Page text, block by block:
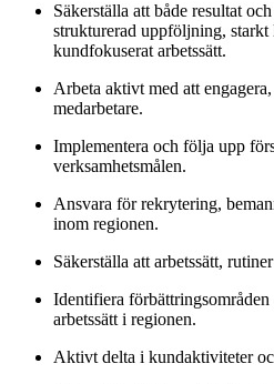
Säkerställa att både resultat
strukturerad uppföljning, starkt
kundfokuserat arbetssätt.
Arbeta aktivt med att
medarbetare.
Implementera och följa upp
verksamhetsmålen.
Ansvara för rekrytering,
inom regionen.
Säkerställa att arbetssätt,
Identifiera
arbetssätt i regionen.
Aktivt delta i kundaktiviteter